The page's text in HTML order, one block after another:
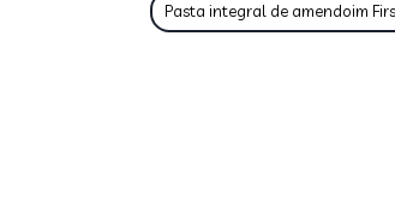
Pasta integral de amendoim